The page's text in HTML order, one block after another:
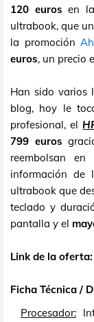
120 euros en
ultrabook, que
la promoción
euros, un precio
Han sido varios
blog, hoy le
profesional, el
799 euros
reembolsan
información de
ultrabook que
teclado y
pantalla y el
Link de la oferta:
Ficha Técnica /
Procesador: